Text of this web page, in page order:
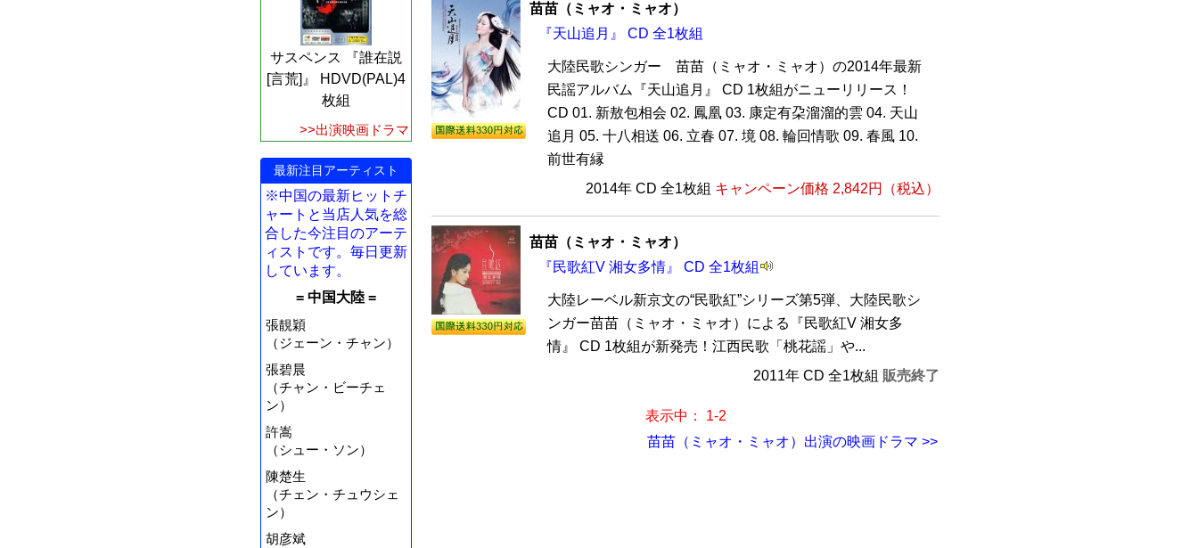
サスペンス 『誰在説
[言荒]』 HDVD(PAL)4
枚組
>>出演映画ドラマ
最新注目アーティスト
※中国の最新ヒットチ
ャートと当店人気を総
合した今注目のアーテ
ィストです。毎日更新
しています。
= 中国大陸 =
張靚穎
（ジェーン・チャン）
張碧晨
（チャン・ビーチェ
ン）
許嵩
（シュー・ソン）
陳楚生
（チェン・チュウシェ
ン）
胡彦斌
苗苗（ミャオ・ミャオ）
『天山追月』 CD 全1枚組
大陸民歌シンガー 苗苗（ミャオ・ミャオ）の2014年最新
民謡アルバム『天山追月』 CD 1枚組がニューリリース！
CD 01. 新敖包相会 02. 鳳凰 03. 康定有朶溜溜的雲 04. 天山
追月 05. 十八相送 06. 立春 07. 境 08. 輪回情歌 09. 春風 10.
前世有縁
2014年 CD 全1枚組 キャンペーン価格 2,842円（税込）
苗苗（ミャオ・ミャオ）
『民歌紅V 湘女多情』 CD 全1枚組
大陸レーベル新京文の“民歌紅”シリーズ第5弾、大陸民歌シ
ンガー苗苗（ミャオ・ミャオ）による『民歌紅V 湘女多
情』 CD 1枚組が新発売！江西民歌「桃花謡」や...
2011年 CD 全1枚組 販売終了
表示中： 1-2
苗苗（ミャオ・ミャオ）出演の映画ドラマ >>